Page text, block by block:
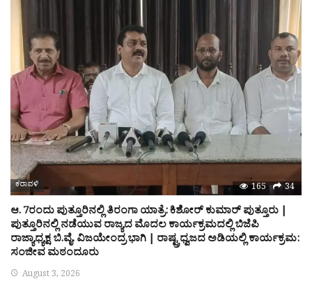
ಕರಾವಳಿ 165 34
ಆ. 7ರಂದು ಪುತ್ತೂರಿನಲ್ಲಿ ತಿರಂಗಾ ಯಾತ್ರೆ: ಕಿಶೋರ್ ಕುಮಾರ್ ಪುತ್ತೂರು |
ಪುತ್ತೂರಿನಲ್ಲಿ ನಡೆಯುವ ರಾಜ್ಯದ ಮೊದಲ ಕಾರ್ಯಕ್ರಮದಲ್ಲಿ ಬಿಜೆಪಿ
ರಾಜ್ಯಾಧ್ಯಕ್ಷ ಬಿ.ವೈ. ವಿಜಯೇಂದ್ರ ಭಾಗಿ | ರಾಷ್ಟ್ರಧ್ವಜದ ಅಡಿಯಲ್ಲಿ ಕಾರ್ಯಕ್ರಮ:
ಸಂಜೀವ ಮಠಂದೂರು
August 3, 2026